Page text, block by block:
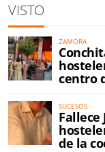
VISTO
ZAMORA
centro
SUCESOS
Fallece
de la